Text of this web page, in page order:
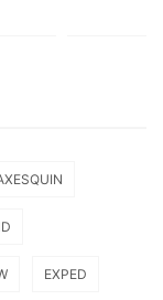
EXPED